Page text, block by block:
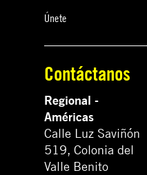
Únete
Contáctanos
Regional -
Américas
Calle Luz Saviñón
519, Colonia del
Valle Benito